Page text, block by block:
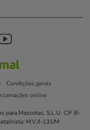
Condições gerais
online
para Mascotas, S.L.U. CIF B-
M.V./I-131/M